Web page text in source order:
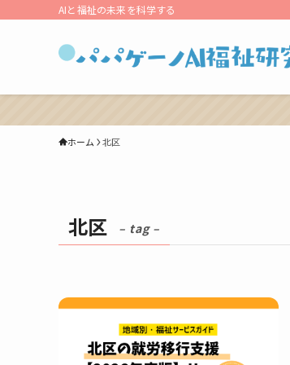
AIと福祉の未来を科学する
ホーム 北区
北区 – tag –